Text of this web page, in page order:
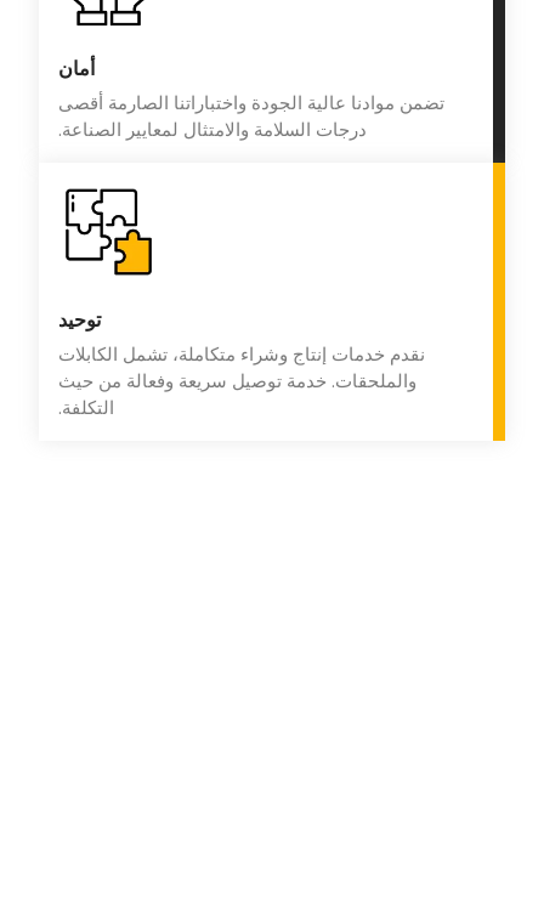
أمان
تضمن موادنا عالية الجودة واختباراتنا الصارمة أقصى
درجات السلامة والامتثال لمعايير الصناعة.
توحيد
نقدم خدمات إنتاج وشراء متكاملة، تشمل الكابلات
والملحقات. خدمة توصيل سريعة وفعالة من حيث
التكلفة.